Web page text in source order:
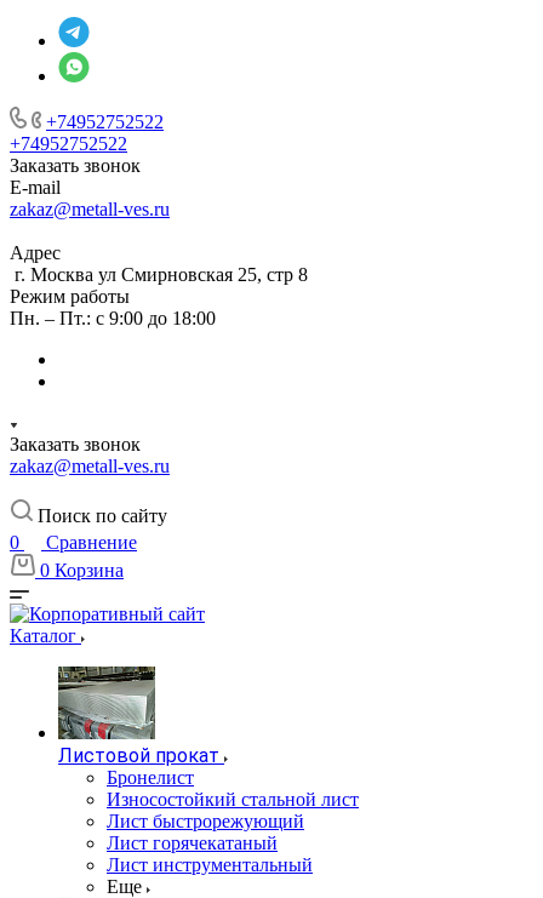
+74952752522
+74952752522
Заказать звонок
E-mail
zakaz@metall-ves.ru
Адрес
г. Москва ул Смирновская 25, стр 8
Режим работы
Пн. – Пт.: с 9:00 до 18:00
Заказать звонок
zakaz@metall-ves.ru
Поиск по сайту
0
Сравнение
0 Корзина
Каталог
Листовой прокат
Бронелист
Износостойкий стальной лист
Лист быстрорежующий
Лист горячекатаный
Лист инструментальный
Еще